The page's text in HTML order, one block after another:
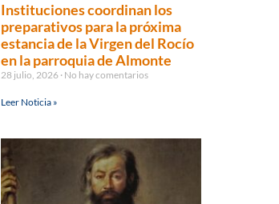
Instituciones coordinan los
preparativos para la próxima
estancia de la Virgen del Rocío
en la parroquia de Almonte
28 julio, 2026 No hay comentarios
Leer Noticia »